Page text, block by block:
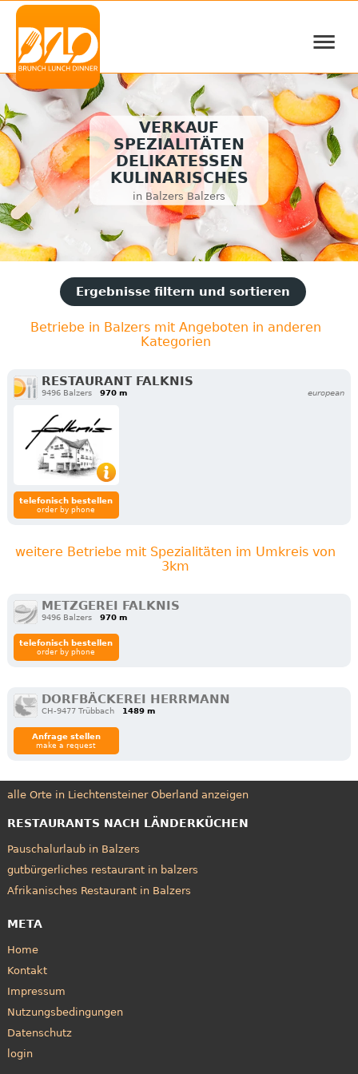
≡
VERKAUF
SPEZIALITÄTEN
DELIKATESSEN
KULINARISCHES
in Balzers Balzers
Ergebnisse filtern und sortieren
Betriebe in Balzers mit Angeboten in anderen
Kategorien
RESTAURANT FALKNIS
9496 Balzers 970 m european
telefonisch bestellen
order by phone
weitere Betriebe mit Spezialitäten im Umkreis von
3km
METZGEREI FALKNIS
9496 Balzers 970 m
telefonisch bestellen
order by phone
DORFBÄCKEREI HERRMANN
CH-9477 Trübbach 1489 m
Anfrage stellen
make a request
alle Orte in Liechtensteiner Oberland anzeigen
RESTAURANTS NACH LÄNDERKÜCHEN
Pauschalurlaub in Balzers
gutbürgerliches restaurant in balzers
Afrikanisches Restaurant in Balzers
META
Home
Kontakt
Impressum
Nutzungsbedingungen
Datenschutz
login